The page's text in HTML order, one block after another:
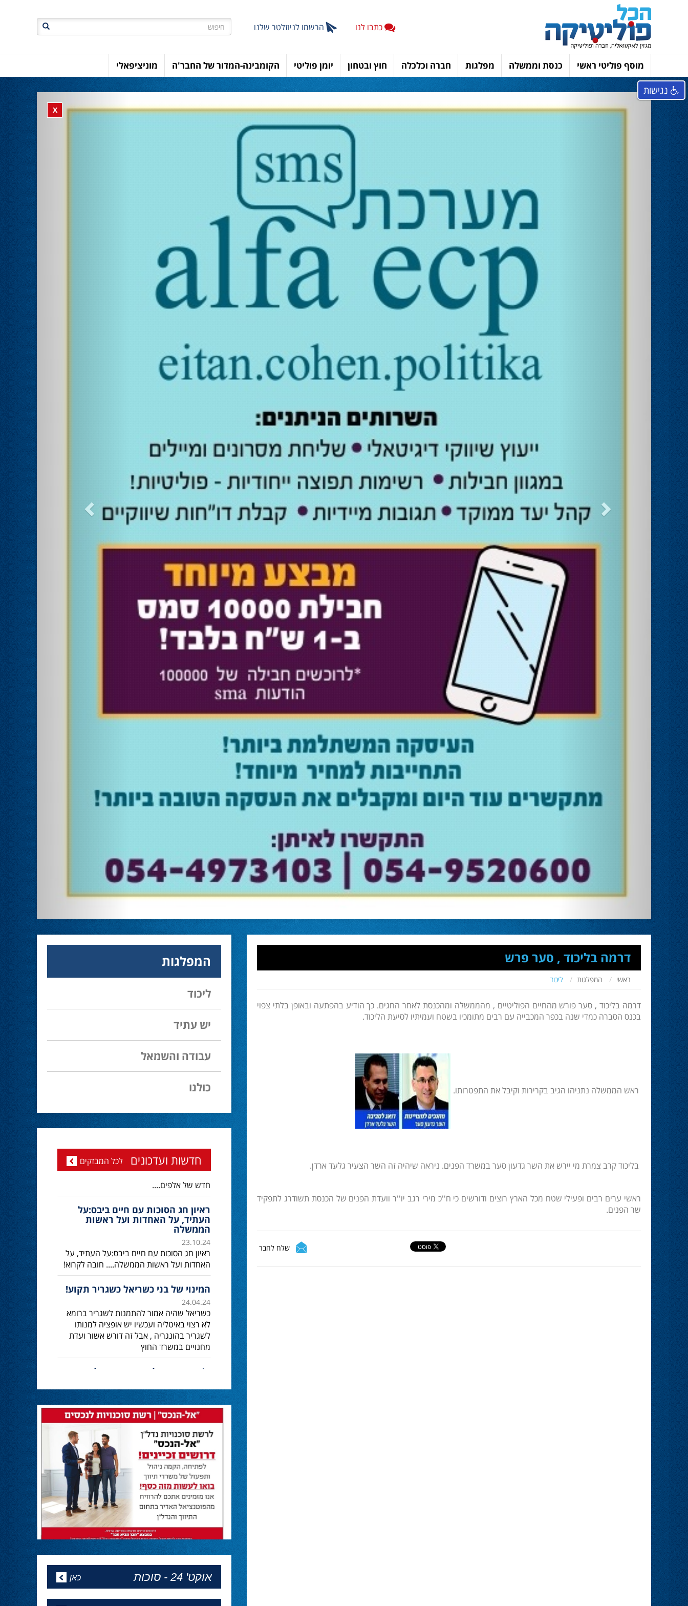
חיפוש כתבו לנו הרשמו לניוזלטר שלנו
מוסף פוליטי ראשי כנסת וממשלה מפלגות חברה וכלכלה חוץ ובטחון יומן פוליטי הקומבינה-המדור של החבר'ה מוניציפאלי
Close banner
X
דרמה בליכוד , סער פרש
ראשי המפלגות ליכוד
דרמה בליכוד , סער פורש מהחיים הפוליטיים , מהממשלה ומהכנסת לאחר החגים. כך הודיע בהפתעה ובאופן בלתי צפוי
בכנס הסברה כמדי שנה בכפר המכבייה עם רבים מתומכיו בשטח ועמיתיו לסיעת הליכוד.
ראש הממשלה נתניהו הגיב בקרירות וקיבל את התפטרותו.
בליכוד קרב צמרת מי יירש את השר גדעון סער במשרד הפנים. ניראה שיהיה זה השר הצעיר גלעד ארדן.
ראשי ערים רבים ופעילי שטח מכל הארץ רוצים ודורשים כי ח''כ מירי רגב יו''ר וועדת הפנים של הכנסת תשודרג לתפקיד
שר הפנים.
שלח לחבר
המפלגות
ליכוד
יש עתיד
עבודה והשמאל
כולנו
חדשות ועדכונים לכל המבזקים
28.02.24
עמיחי בן שלוש מקורבו של השר ניר ברקת ניצח
עו''ד אמנון כהן שעומד בראש רשימת מחל
למועצת העיר זכה במנדט אחד ואילו שמעון
בוקר שהתמודד אף הוא למועצה לא הצליח
להיבחר.
המשבר בליכוד העולמי
23.10.24
השמאל? האם ההסכם חוקי או לא?שמירה או
בחירות בליכוד העולמי . הכל במגזין המלא - עמ'
ד''ר זידאן - עידן חדש בליכוד ובמשפט
23.10.24
ד''ר סמיר זידאן, מועמד דרוזי לכנסת , עם מיפקד
חדש של אלפים....
ראיון חג הסוכות עם חיים ביבס:על
העתיד, על האחדות ועל ראשות
הממשלה
23.10.24
ראיון חג הסוכות עם חיים ביבס:על העתיד, על
האחדות ועל ראשות הממשלה.... חובה לקרוא!
המינוי של בני כשריאל כשגריר תקוע!
24.04.24
כשריאל שהיה אמור להתמנות לשגריר ברומא
לא רצוי באיטליה ועכשיו יש אופציה למנותו
לשגריר בהונגריה , אבל זה דורש אשור ועדת
מחנויים במשרד החוץ
ח’כ אושר שקלים: נתניהו מגלה
30.04.24
חבר הכנסת אושר שקלים מחזק את ראש
הממשלה:
״מול כל הלחצים, החתרנים והדיס אינפורמציה,
ראש הממשלה נתניהו שוב מגלה מנהיגות,
ובהתאם לקריאתנו, לרצון העם והחיילים מבהיר
שניכנס לרפיח ונחסל את מה שנשאר מגדודי
החמאס. עד הניצחון המוחלט!״
המגזין של פסח
24.04.24
מהדורה מיוחדת לפסח של ''הכל פוליטיקה''
באתר - כל העיתונים
אופיר אקוניס יתחיל את כהונתו
כקונסול בניו יורק ב1 למאי
24.04.24
אופיר אקוניס יתחיל את כהונתו כקונסול בניו יורק
ב1 למאי
נגישות